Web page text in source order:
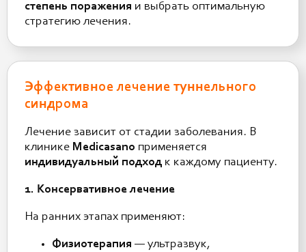
степень поражения и выбрать оптимальную
стратегию лечения.
Эффективное лечение туннельного
синдрома
Лечение зависит от стадии заболевания. В
клинике Medicasano применяется
индивидуальный подход к каждому пациенту.
1. Консервативное лечение
На ранних этапах применяют:
Физиотерапия — ультразвук,